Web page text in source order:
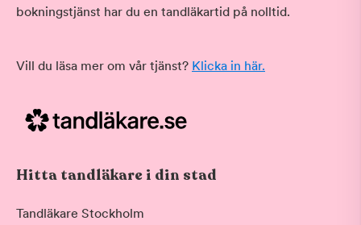
bokningstjänst har du en tandläkartid på nolltid.
Vill du läsa mer om vår tjänst? Klicka in här.
Hitta tandläkare i din stad
Tandläkare Stockholm